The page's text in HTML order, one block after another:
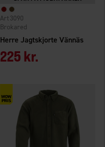
Herre Jagtskjorte Vännäs
Brokared
3090
225 kr.